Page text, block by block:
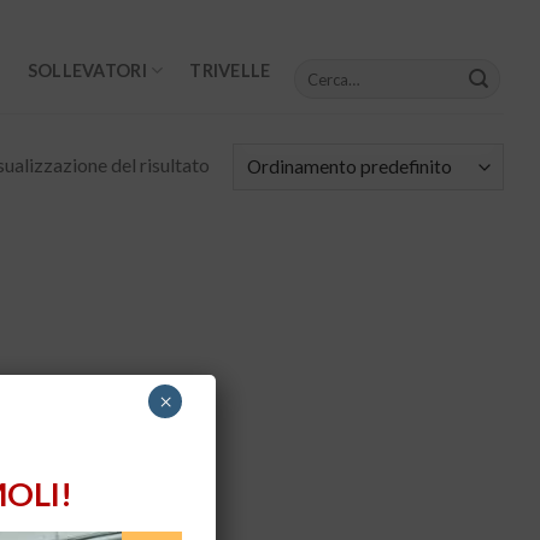
SOLLEVATORI TRIVELLE
del risultato
×